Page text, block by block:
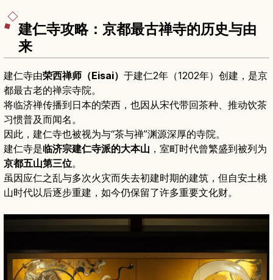
建仁寺攻略：京都最古禅寺的历史与由
来
建仁寺由荣西禅师（Eisai） 于建仁2年（1202年）创建，是京
都最古老的禅宗寺院。
将临济禅传播到日本的荣西，也因从宋代带回茶种、推动饮茶
习惯普及而闻名。
因此，建仁寺也被视为与“茶与禅”渊源深厚的寺院。
建仁寺是临济宗建仁寺派的大本山 ，室町时代曾繁盛到被列为
京都五山第三位。
虽因应仁之乱与多次火灾而失去初建时期的建筑，但自安土桃
山时代以后逐步重建，如今仍保留了许多重要文化财。